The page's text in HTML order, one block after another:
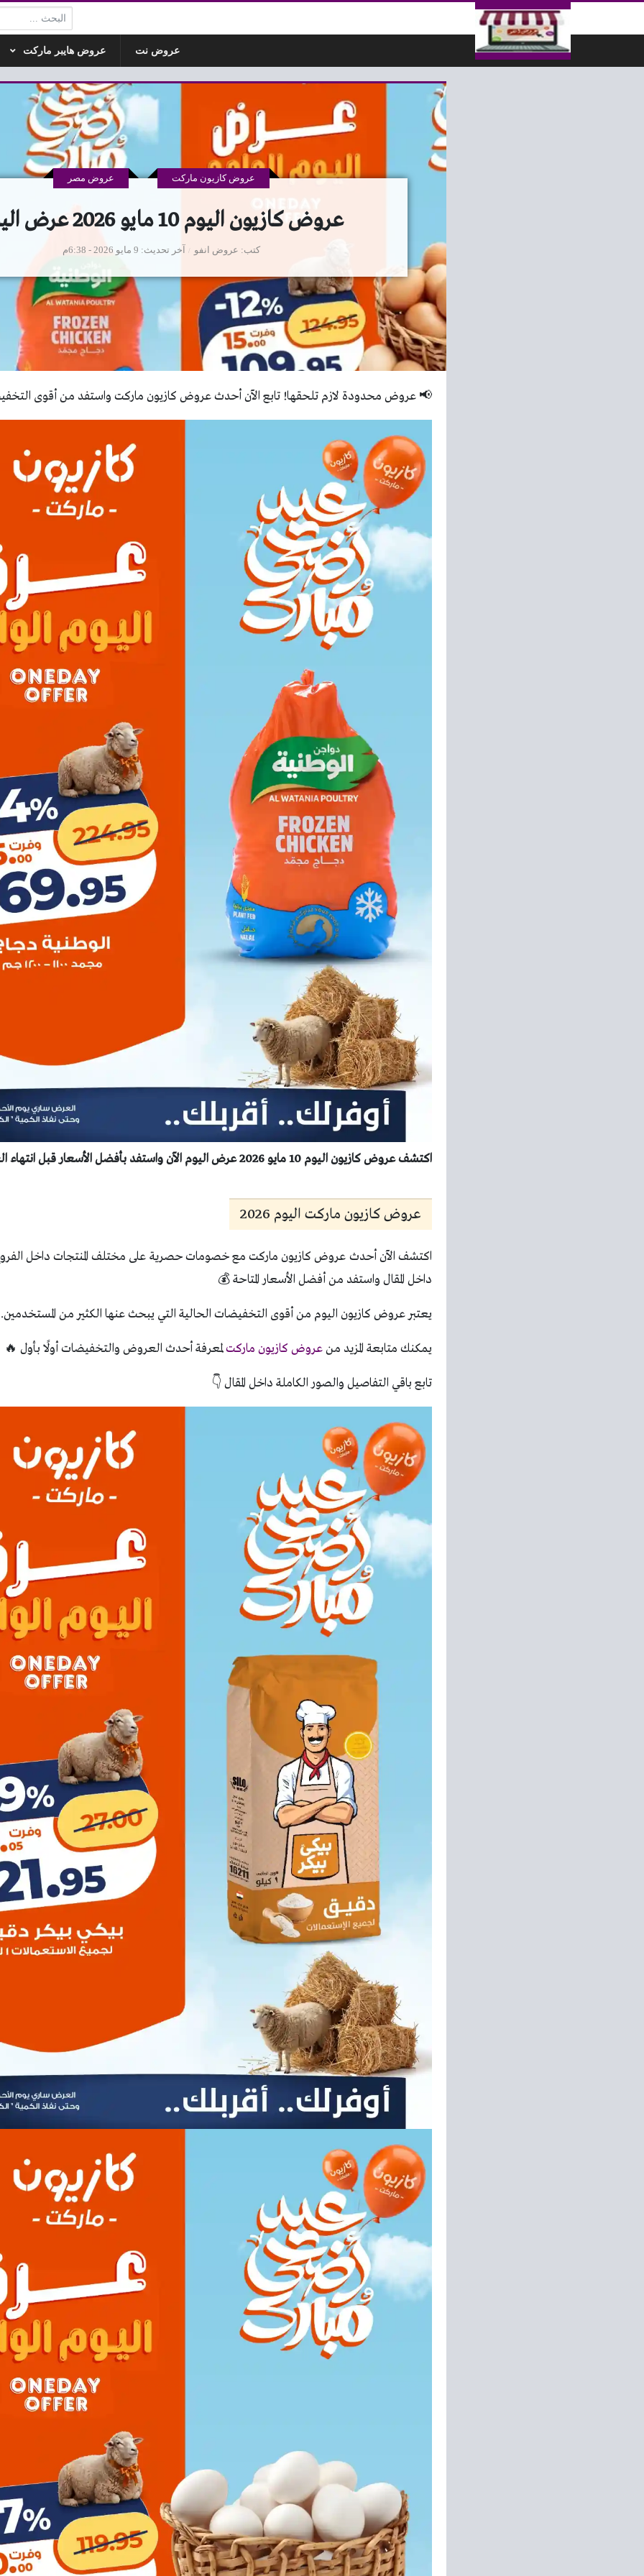
التخطي إلى المحتوى
البحث:
عروض نت عروض هايبر ماركت
عروض كازيون اليوم 10 مايو 2026 عرض اليوم
كتب عروض انفو
عروض كازيون ماركت عروض مصر
آخر تحديث 9 مايو 2026 - 6:38م
📢 عروض محدودة لازم تلحقها! تابع الآن أحدث عروض كازيون ماركت واستفد من أقوى
اكتشف عروض كازيون اليوم 10 مايو 2026 عرض اليوم الآن واستفد بأفضل الأسعار قبل انتهاء العروض
عروض كازيون ماركت اليوم 2026
اكتشف الآن أحدث عروض كازيون ماركت مع خصومات حصرية على مختلف المنتجات داخل الفروع.
داخل المقال واستفد من أفضل الأسعار المتاحة 💰
يعتبر عروض كازيون اليوم من أقوى التخفيضات الحالية التي يبحث عنها الكثير من
يمكنك متابعة المزيد منعروض كازيون ماركتلمعرفة أحدث العروض والتخفيضات أولًا بأول 🔥
تابع باقي التفاصيل والصور الكاملة داخل المقال 👇